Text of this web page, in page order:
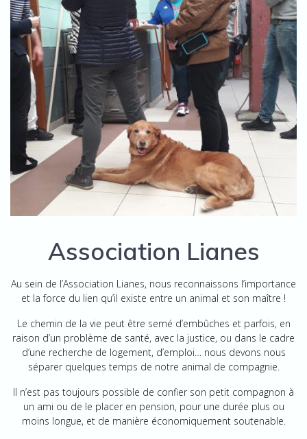
Association Lianes
Au sein de l’Association Lianes, nous reconnaissons l’importance
et la force du lien qu’il existe entre un animal et son maître !
Le chemin de la vie peut être semé d’embûches et parfois, en
raison d’un problème de santé, avec la justice, ou dans le cadre
d’une recherche de logement, d’emploi… nous devons nous
séparer quelques temps de notre animal de compagnie.
Il n’est pas toujours possible de confier son petit compagnon à
un ami ou de le placer en pension, pour une durée plus ou
moins longue, et de manière économiquement soutenable.